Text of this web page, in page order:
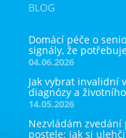
BLOG
04.06.2026
Domácí péče o
signály, že
14.05.2026
Jak vybrat invalidní
diagnózy a
Nezvládám zvedání
postele: jak si